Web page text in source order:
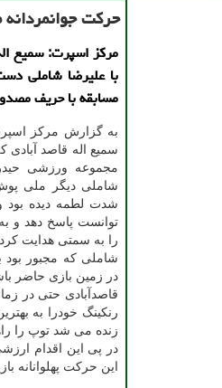
حركت
مرکز اسپرت: سمیع
با علیرضا شاملی
مسابقه با حریف
به گزارش مرکز
سمیع اله قاصد آبادی
مجموعه ورزشی
شاملی دیگر ملی
شدت لطمه دیده
توانست پاسخ دهد و
را به سمتی هدایت کرد
شاملی که مجبور بود
در زمین بازی حاضر
رنکینگ خودرا به
زنده می شد توپ را
در پی این اقدام
این حرکت پهلوانانه